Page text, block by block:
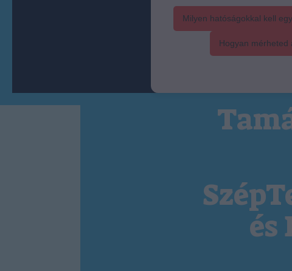
Milyen hatóságokkal kell
Hogyan mérheted
és